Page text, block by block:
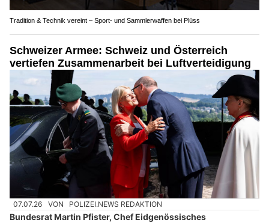
Tradition & Technik vereint – Sport- und Sammlerwaffen bei Plüss
Schweizer Armee: Schweiz und Österreich
vertiefen Zusammenarbeit bei Luftverteidigung
07.07.26 VON POLIZEI.NEWS REDAKTION
Bundesrat Martin Pfister, Chef Eidgenössisches